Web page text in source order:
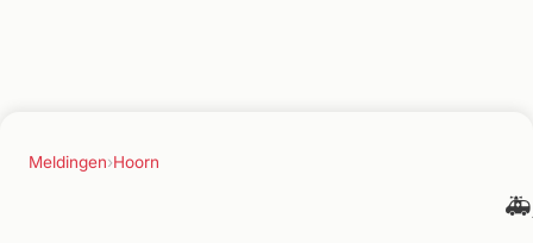
Meldingen›Hoorn
🚑